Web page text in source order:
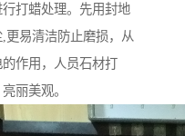
打蜡处理。先用封地
更易清洁防止磨损，从
作用，人员石材打
丽美观。